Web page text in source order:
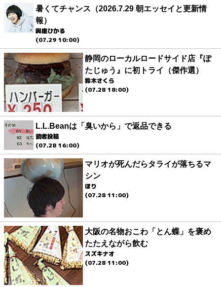
暑くてチャンス（2026.7.29 朝エッセイと更新情
報）
與座ひかる
(07.29 10:00)
静岡のローカルロードサイド店『ぽ
たじゅう』に初トライ（傑作選）
鈴木さくら
(07.28 18:00)
L.L.Beanは「臭いから」で返品できる
読者投稿
(07.28 16:00)
マリオが死んだらタライが落ちるマ
シン
ほり
(07.28 11:00)
大阪の名物おこわ「とん蝶」を褒め
たたえながら飲む
スズキナオ
(07.28 11:00)